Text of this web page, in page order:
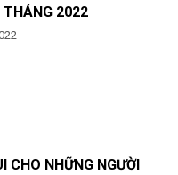
THÁNG 2022
CHO NHỮNG NGƯỜI